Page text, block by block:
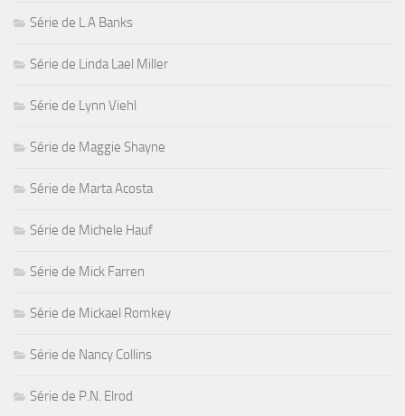
Série de L.A Banks
Série de Linda Lael Miller
Série de Lynn Viehl
Série de Maggie Shayne
Série de Marta Acosta
Série de Michele Hauf
Série de Mick Farren
Série de Mickael Romkey
Série de Nancy Collins
Série de P.N. Elrod